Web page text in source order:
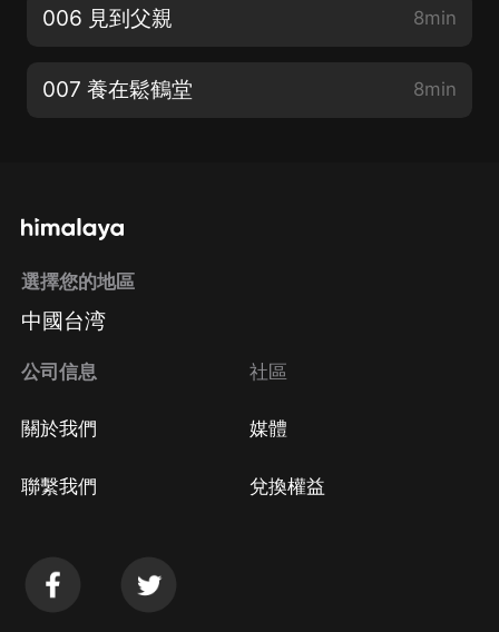
006 見到父親 8min
007 養在鬆鶴堂 8min
選擇您的地區
中國台湾
公司信息
關於我們
聯繫我們
社區
媒體
兌換權益